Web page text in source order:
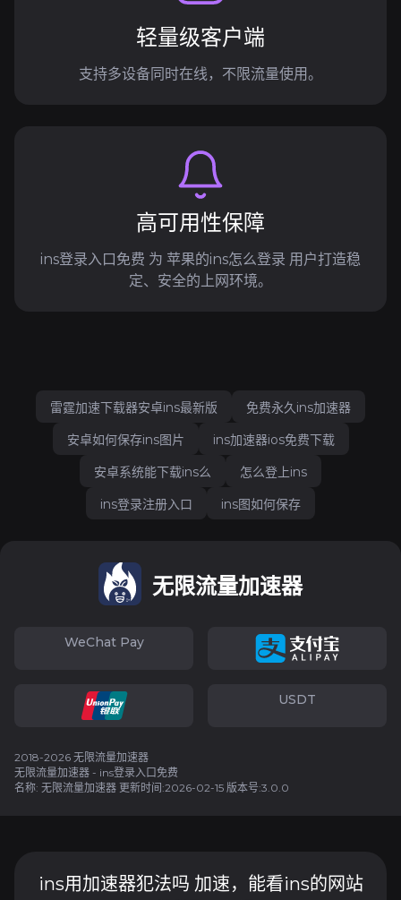
轻量级客户端
支持多设备同时在线，不限流量使用。
高可用性保障
ins登录入口免费 为 苹果的ins怎么登录 用户打造稳
定、安全的上网环境。
雷霆加速下载器安卓ins最新版
免费永久ins加速器
安卓如何保存ins图片
ins加速器ios免费下载
安卓系统能下载ins么
怎么登上ins
ins登录注册入口
ins图如何保存
无限流量加速器
WeChat Pay
USDT
2018-2026 无限流量加速器
无限流量加速器 - ins登录入口免费
名称: 无限流量加速器 更新时间:2026-02-15 版本号:3.0.0
ins用加速器犯法吗 加速，能看ins的网站